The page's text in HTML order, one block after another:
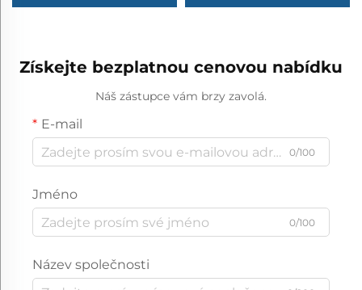
velkoobchod z výrobního
závodu
Získejte bezplatnou cenovou nabídku
Náš zástupce vám brzy zavolá.
E-mail
0/100
Jméno
0/100
Název společnosti